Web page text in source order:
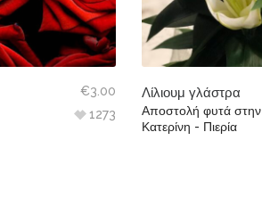
1273
€3.00 Λίλιουμ γλάστρα
Αποστολή φυτά στην
Κατερίνη - Πιερία